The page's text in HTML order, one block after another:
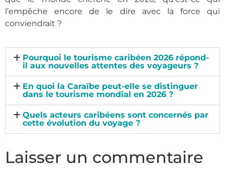
l’empêche encore de le dire avec la force qui
conviendrait ?
Pourquoi le tourisme caribéen 2026 répond-
il aux nouvelles attentes des voyageurs ?
En quoi la Caraïbe peut-elle se distinguer
dans le tourisme mondial en 2026 ?
Quels acteurs caribéens sont concernés par
cette évolution du voyage ?
Laisser un commentaire